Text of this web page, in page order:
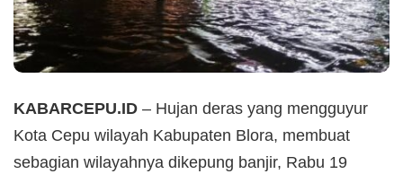
KABARCEPU.ID – Hujan deras yang mengguyur
Kota Cepu wilayah Kabupaten Blora, membuat
sebagian wilayahnya dikepung banjir, Rabu 19